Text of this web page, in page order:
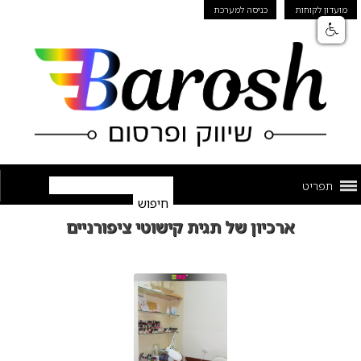
מועדון לקוחות כניסה למערכת
תפריט
ארכיון של תגית קישוטי ציפורניים